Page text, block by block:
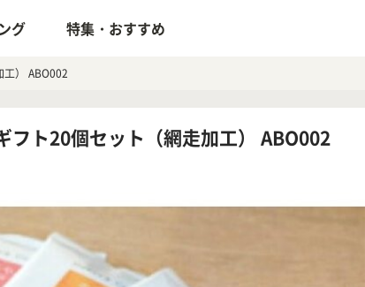
グ 特集・おすすめ
） ABO002
フト20個セット（網走加工） ABO002